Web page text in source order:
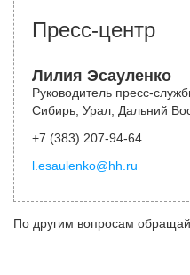
Пресс-центр
Лилия Эсауленко
Руководитель пресс-
Сибирь, Урал, Дальний
+7 (383) 207-94-64
l.esaulenko@hh.ru
По другим вопросам